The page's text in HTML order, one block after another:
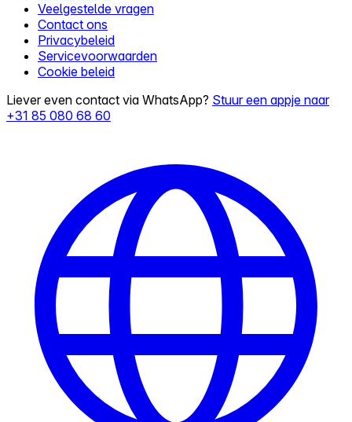
Veelgestelde vragen
Contact ons
Privacybeleid
Servicevoorwaarden
Cookie beleid
Liever even contact via WhatsApp? Stuur een appje naar
+31 85 080 68 60